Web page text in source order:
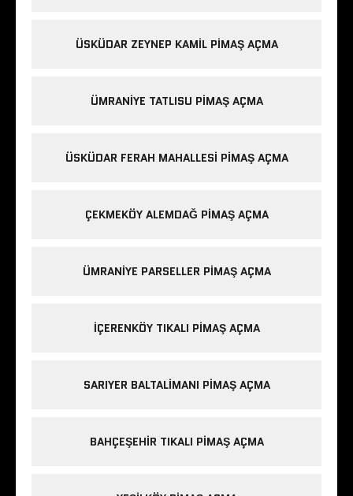
ÜSKÜDAR ZEYNEP KAMIL PIMAŞ AÇMA
ÜMRANIYE TATLISU PIMAŞ AÇMA
ÜSKÜDAR FERAH MAHALLESI PIMAŞ AÇMA
ÇEKMEKÖY ALEMDAĞ PIMAŞ AÇMA
ÜMRANIYE PARSELLER PIMAŞ AÇMA
IÇERENKÖY TIKALI PIMAŞ AÇMA
SARIYER BALTALIMANI PIMAŞ AÇMA
BAHÇEŞEHIR TIKALI PIMAŞ AÇMA